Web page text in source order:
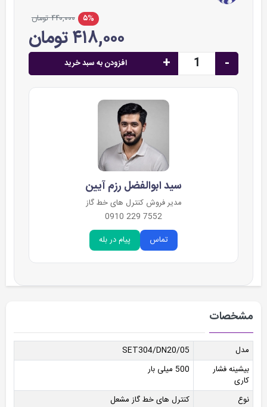
۴۴۰,۰۰۰ تومان ۵%
۴۱۸,۰۰۰ تومان
-
+ افزودن به سبد خرید
سید ابوالفضل رزم آیین
مدیر فروش کنترل های خط گاز
7552 229 0910
تماس
پیام در بله
مشخصات
مدل
SET304/DN20/05
بیشینه فشار
کاری
500 میلی بار
نوع
کنترل های خط گاز مشعل